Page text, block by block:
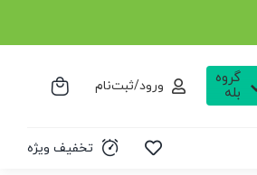
گروه
بله
ورود/ثبت‌نام
تخفیف ویژه